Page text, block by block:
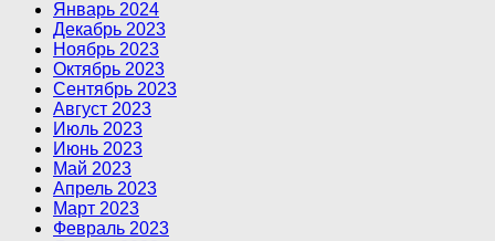
Январь 2024
Декабрь 2023
Ноябрь 2023
Октябрь 2023
Сентябрь 2023
Август 2023
Июль 2023
Июнь 2023
Май 2023
Апрель 2023
Март 2023
Февраль 2023